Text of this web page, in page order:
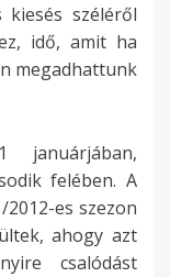
széléről
idő, amit ha
megadhattunk
januárjában,
felében. A
es szezon
ahogy azt
csalódást